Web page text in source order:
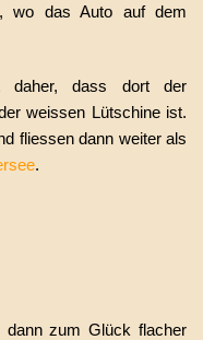
wo das Auto auf dem
dass dort der
weissen Lütschine ist.
fliessen dann weiter als
.
dann zum Glück flacher